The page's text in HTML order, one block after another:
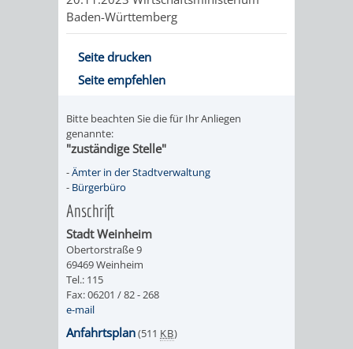
ONLINE-
KATALOG
VERANSTALTUNGEN
&
ERZIEHER/INNEN
STADTHALLE
ROLF-
ENGELBRECHT-
BÜRGERSAAL
ALTEN
MELDEKARTEI
Baden-Württemberg
Seite drucken
Seite empfehlen
Bitte beachten Sie die für Ihr Anliegen
genannte:
"zuständige Stelle"
-Ämter in der Stadtverwaltung
- Bürgerbüro
Anschrift
Stadt Weinheim
Obertorstraße 9
69469 Weinheim
Tel.: 115
Fax: 06201 / 82 - 268
e-mail
Anfahrtsplan(511 KB)